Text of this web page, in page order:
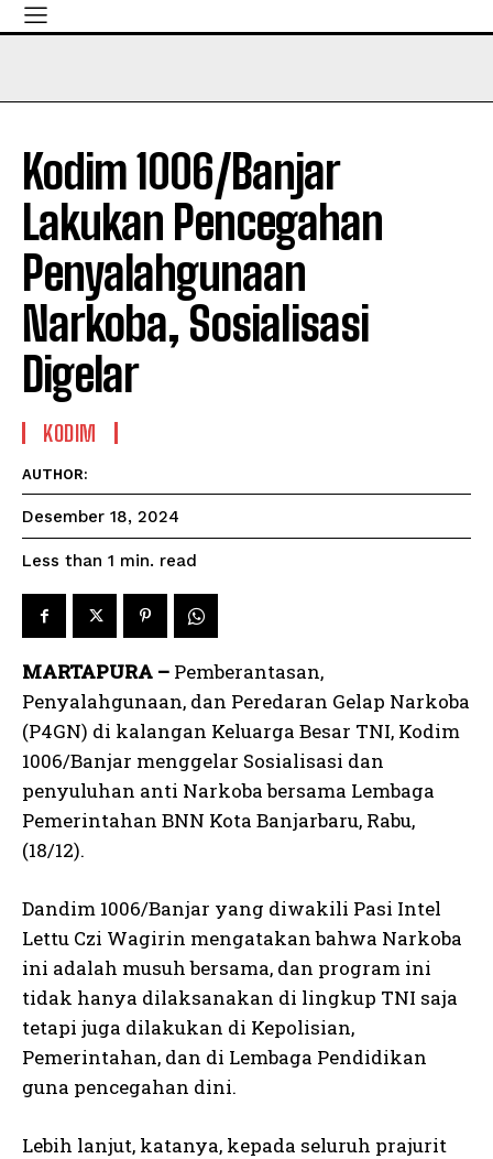
Kodim 1006/Banjar
Lakukan Pencegahan
Penyalahgunaan
Narkoba, Sosialisasi
Digelar
KODIM
AUTHOR:
Desember 18, 2024
Less than 1 min. read
MARTAPURA – Pemberantasan,
Penyalahgunaan, dan Peredaran Gelap Narkoba
(P4GN) di kalangan Keluarga Besar TNI, Kodim
1006/Banjar menggelar Sosialisasi dan
penyuluhan anti Narkoba bersama Lembaga
Pemerintahan BNN Kota Banjarbaru, Rabu,
(18/12).
Dandim 1006/Banjar yang diwakili Pasi Intel
Lettu Czi Wagirin mengatakan bahwa Narkoba
ini adalah musuh bersama, dan program ini
tidak hanya dilaksanakan di lingkup TNI saja
tetapi juga dilakukan di Kepolisian,
Pemerintahan, dan di Lembaga Pendidikan
guna pencegahan dini.
Lebih lanjut, katanya, kepada seluruh prajurit